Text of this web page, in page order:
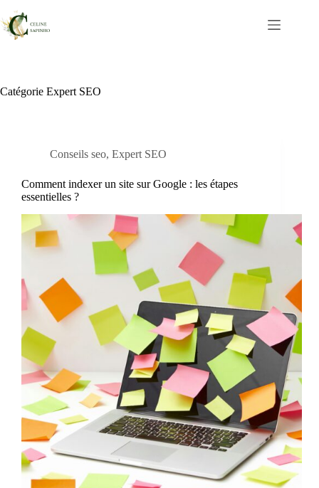
au
contenu
Catégorie Expert SEO
Conseils seo, Expert SEO
Comment indexer un site sur Google : les étapes
essentielles ?